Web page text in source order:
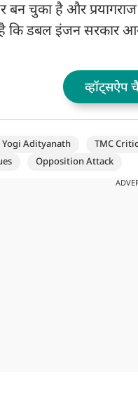
बन चुका है और
कि डबल इंजन सरकार
Yogi Adityanath TMC
Opposition Attack